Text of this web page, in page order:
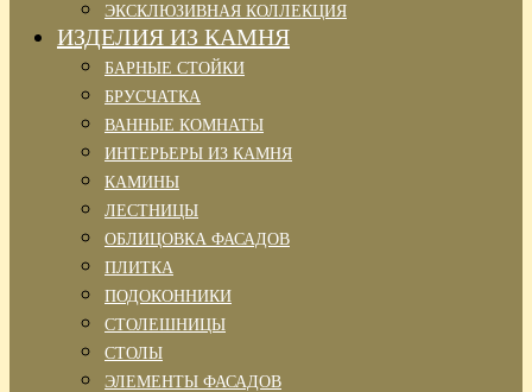
ЭКСКЛЮЗИВНАЯ КОЛЛЕКЦИЯ
ИЗДЕЛИЯ ИЗ КАМНЯ
БАРНЫЕ СТОЙКИ
БРУСЧАТКА
ВАННЫЕ КОМНАТЫ
ИНТЕРЬЕРЫ ИЗ КАМНЯ
КАМИНЫ
ЛЕСТНИЦЫ
ОБЛИЦОВКА ФАСАДОВ
ПЛИТКА
ПОДОКОННИКИ
СТОЛЕШНИЦЫ
СТОЛЫ
ЭЛЕМЕНТЫ ФАСАДОВ